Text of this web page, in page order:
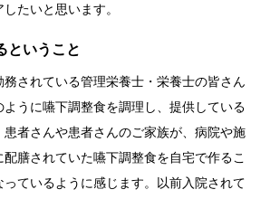
たいと思います。
ということ
されている管理栄養士・栄養士の皆さん
うに嚥下調整食を調理し、提供している
患者さんや患者さんのご家族が、病院や施
膳されていた嚥下調整食を自宅で作るこ
っているように感じます。以前入院されて